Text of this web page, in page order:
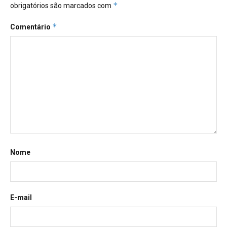
obrigatórios são marcados com *
Comentário *
Nome
E-mail